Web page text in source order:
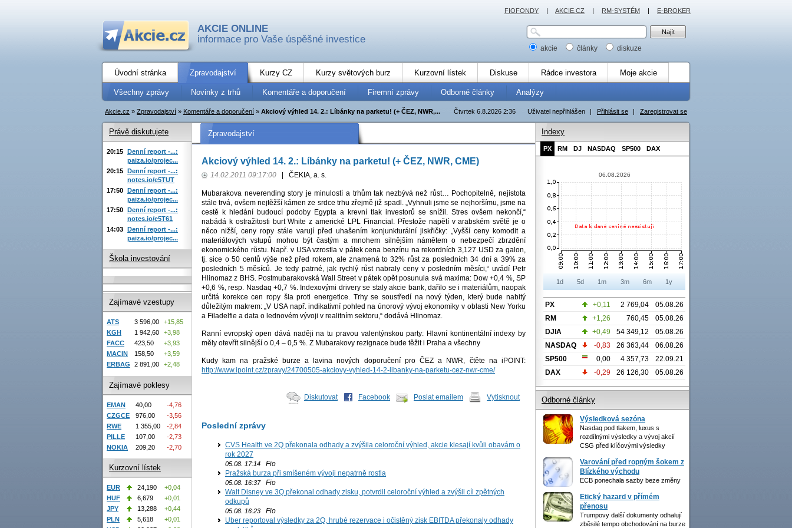
AKCIE ONLINE
informace pro Vaše úspěšné investice
akcie články diskuze
Úvodní stránka Zpravodajství Kurzy CZ Kurzy světových burz Kurzovní lístek Diskuse Rádce investora Moje akcie
Všechny zprávy Novinky z trhů Komentáře a doporučení Firemní zprávy Odborné články Analýzy
Uživatel nepřihlášen | Přihlásit se | Zaregistrovat se
Čtvrtek 6.8.2026 2:36
Akcie.cz » Zpravodajství » Komentáře a doporučení » Akciový výhled 14. 2.: Líbánky na parketu! (+ ČEZ, NWR,...
Zpravodajství
Akciový výhled 14. 2.: Líbánky na parketu! (+ ČEZ, NWR, CME)
14.02.2011 09:17:00 ČEKIA, a. s.
Mubarakova neverending story je minulostí a trhům tak nezbývá než růst… Pochopitelně, nejistota
stále trvá, ovšem nejtěžší kámen ze srdce trhu zřejmě již spadl. „Vyhnuli jsme se nejhoršímu, jsme na
cestě k hledání budoucí podoby Egypta a krevní tlak investorů se snížil. Stres ovšem nekončí,“
nabádá k ostražitosti burt White z americké LPL Financial. Přestože napětí v arabském světě je o
něco nižší, ceny ropy stále varují před uhašením konjunkturální jiskřičky: „Vyšší ceny komodit a
materiálových vstupů mohou být častým a mnohem silnějším námětem o nebezpečí zbrzdění
ekonomického růstu. Např. v USA vzrostla v pátek cena benzínu na rekordních 3,127 USD za galon,
tj. sice o 50 centů výše než před rokem, ale znamená to 32% růst za posledních 34 dní a 39% za
posledních 5 měsíců. Je tedy patrné, jak rychlý růst nabraly ceny v posledním měsíci,“ uvádí Petr
Hlinomaz z BHS. Postmubarakovská Wall Street v pátek opět posunula svá maxima: Dow +0,4 %, SP
+0,6 %, resp. Nasdaq +0,7 %. Indexovými drivery se staly akcie bank, dařilo se i materiálům, naopak
určitá korekce cen ropy šla proti energetice. Trhy se soustředí na nový týden, který bude nabitý
důležitým makrem: „V USA např. indikativní pohled na únorový vývoj ekonomiky v oblasti New Yorku
a Filadelfie a data o lednovém vývoji v realitním sektoru,“ dodává Hlinomaz.
Ranní evropský open dává naději na tu pravou valentýnskou party: Hlavní kontinentální indexy by
měly otevřít silnější o 0,4 – 0,5 %. Z Mubarakovy rezignace bude těžit i Praha a všechny
Kudy kam na pražské burze a lavina nových doporučení pro ČEZ a NWR, čtěte na iPOINT:
http://www.ipoint.cz/zpravy/24700505-akciovy-vyhled-14-2-libanky-na-parketu-cez-nwr-cme/
Diskutovat Facebook Poslat emailem Vytisknout
Poslední zprávy
CVS Health ve 2Q překonala odhady a zvýšila celoroční výhled, akcie klesají kvůli obavám o
rok 2027
05.08. 17:14 Fio
Pražská burza při smíšeném vývoji nepatrně rostla
05.08. 16:37Fio
Walt Disney ve 3Q překonal odhady zisku, potvrdil celoroční výhled a zvýšil cíl zpětných
odkupů
05.08. 16:23 Fio
Uber reportoval výsledky za 2Q, hrubé rezervace i očistěný zisk EBITDA překonaly odhady
Právě diskutujete
20:15 Denní report -...:
paiza.io/projec...
20:15 Denní report -...:
notes.io/e5TUT
17:50 Denní report -...:
paiza.io/projec...
17:50 Denní report -...:
notes.io/e5T61
14:03 Denní report -...:
paiza.io/projec...
Škola investování
Zajímavé vzestupy
ATS 3 596,00
+15,85
KGH
1 942,60
+3,98
FACC
423,50
+3,93
MACIN
158,50
+3,59
ERBAG
2 891,00 +2,48
Zajímavé poklesy
EMAN 40,00
-4,76
CZGCE
976,00
-3,56
RWE
1 355,00
-2,84
PILLE
107,00
-2,73
NOKIA
209,20 -2,70
Kurzovní lístek
EUR 24,190
+0,04
HUF
6,679
+0,01
JPY
13,288
+0,44
PLN
5,618
+0,01
Indexy
PX RM DJ NASDAQ SP500 DAX
06.08.2026
1d 5d 1m 3m 6m 1y
PX +0,11 2 769,04
05.08.26
RM
+1,26 760,45
05.08.26
DJIA
+0,49 54 349,12
05.08.26
NASDAQ
-0,83 26 363,44
06.08.26
SP500
0,00 4 357,73
22.09.21
DAX
-0,29 26 126,30 05.08.26
Odborné články
Výsledková sezóna
Nasdaq pod tlakem, luxus s
rozdílnými výsledky a vývoj akcií
CSG před klíčovými výsledky
Varování před ropným šokem z
Blízkého východu
ECB ponechala sazby beze změny
Etický hazard v přímém
přenosu
Trumpovy další dokumenty odhalují
zběsilé tempo obchodování na burze
FIOFONDY | AKCIE.CZ | RM-SYSTÉM | E-BROKER